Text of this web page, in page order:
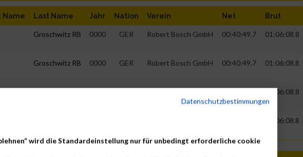
Name Last Name Jahr Nation Verein Net Brut
Groschwitz RB 0000 GER Robert Bosch GmbH 00:40:49.7 01:06:08.8
Groschwitz RB 0000 GER Robert Bosch GmbH 00:40:49.7 01:06:08.8
01:06:08.8
01:06:08.8
Datenschutzbestimmungen
wird die Standardeinstellung nur für unbedingt erforderliche cookie